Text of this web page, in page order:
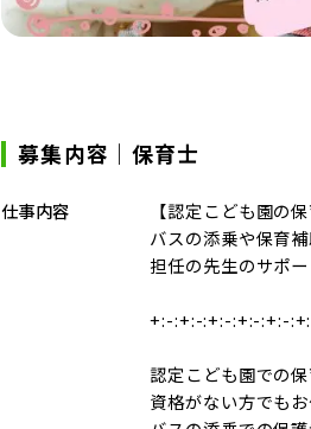
募集内容｜保育士
仕事内容
【認定こども園の
バスの添乗や保育補
担任の先生のサポ
+:-:+:-:+:-:+:-:+:-
認定こども園での保
資格がない方でも